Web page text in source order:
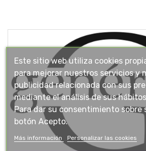
Este sitio web utiliza cookies
para mejorar nuestros servicios y
publicidad relacionada con sus
mediante el análisis de sus
Para dar su consentimiento sobre
botón Acepto.
Más información Personalizar las cookies